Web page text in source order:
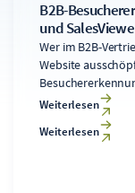
B2B-
und
Wer im B2B-
Website
entschlüsseln
Kaufsignale bei
Weiterlesen
Weiterlesen